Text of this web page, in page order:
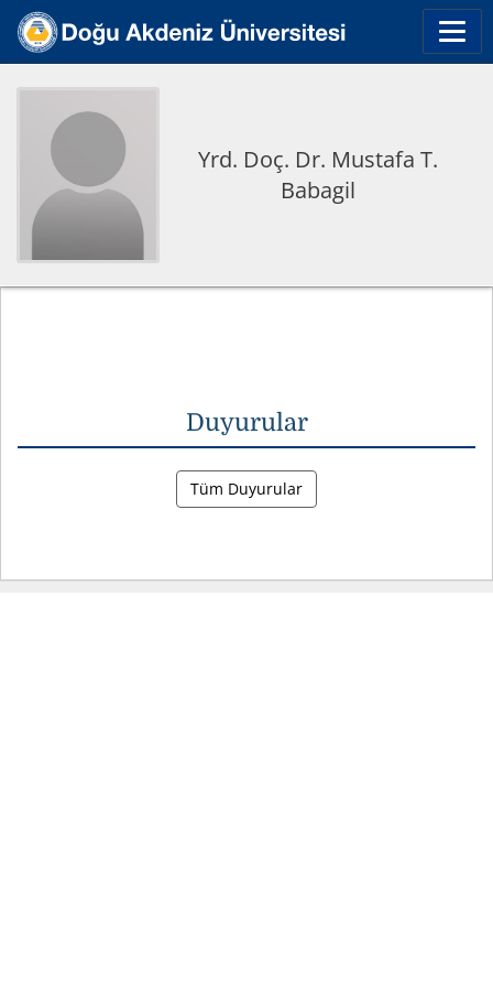
Yrd. Doç. Dr. Mustafa T.
Babagil
Duyurular
Tüm Duyurular